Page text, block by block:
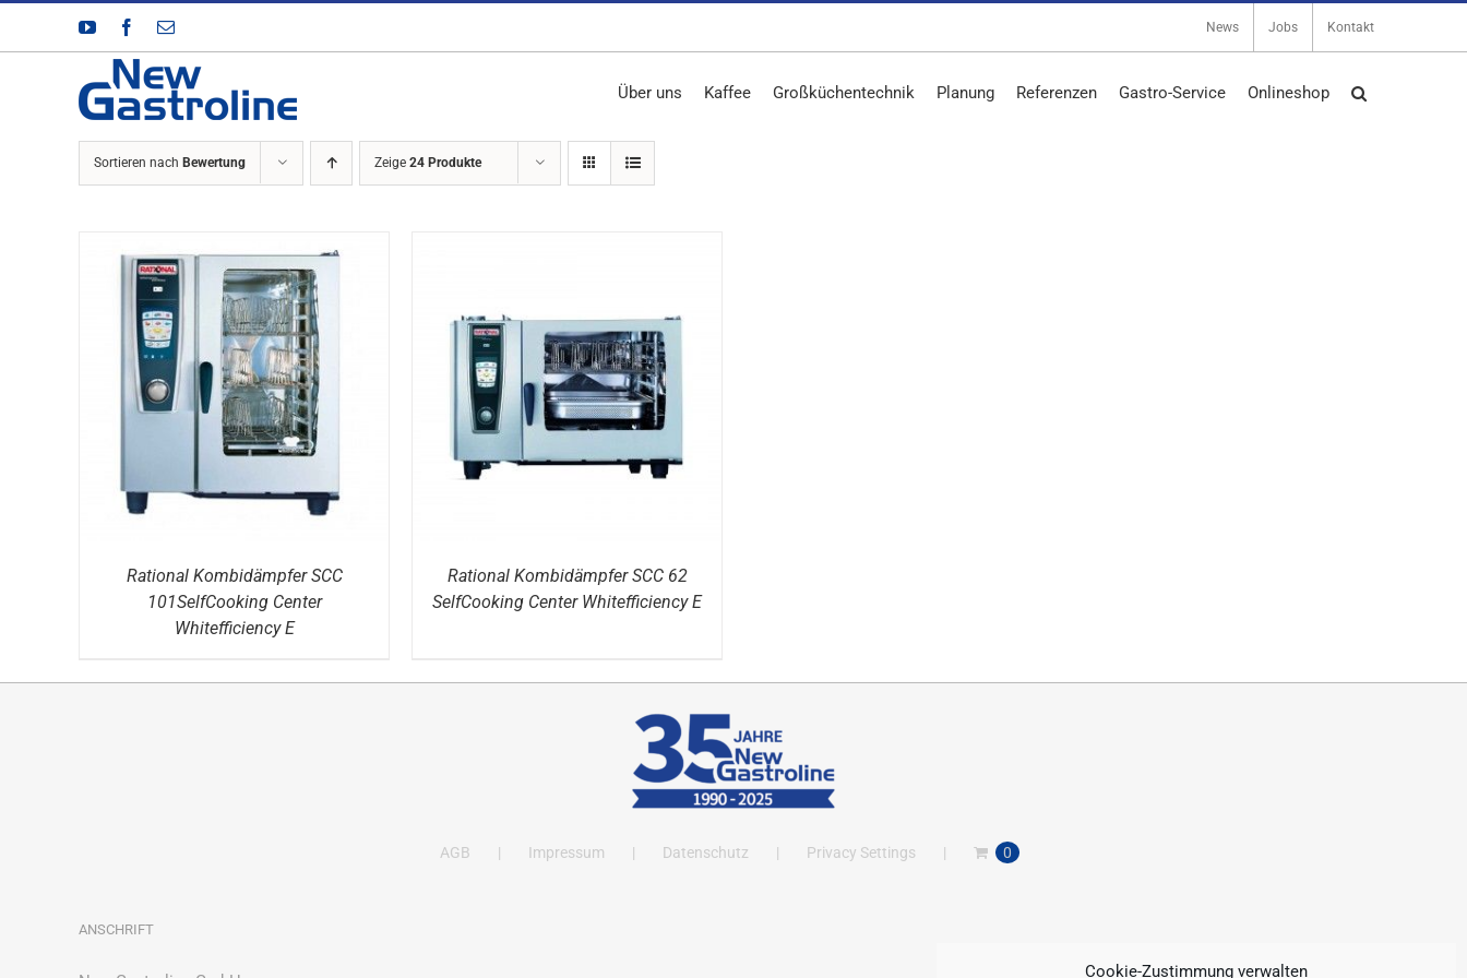
Cookie-Zustimmung verwalten
Zum
springen
YouTubeFacebook
E-
News Jobs Kontakt
Über uns Kaffee Großküchentechnik Planung Referenzen Gastro-Service Onlineshop
Sortieren nach Bewertung Zeige 24 Produkte
DETAILS
Rational Kombidämpfer SCC
101SelfCooking Center
Whitefficiency E
DETAILS
Rational Kombidämpfer SCC 62
SelfCooking Center Whitefficiency E
AGB Impressum Datenschutz Privacy Settings 0
ANSCHRIFT